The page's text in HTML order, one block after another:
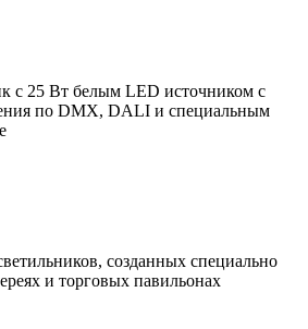
с 25 Вт белым LED источником с
по DMX, DALI и специальным
созданных специально
и торговых павильонах